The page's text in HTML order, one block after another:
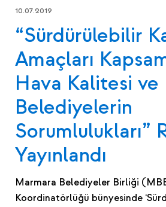
10.07.2019
“Sürdürülebilir
Amaçları
Hava Kalitesi ve
Belediyelerin
Sorumlulukları”
Yayınlandı
Marmara Belediyeler Birliği
Koordinatörlüğü bünyesinde